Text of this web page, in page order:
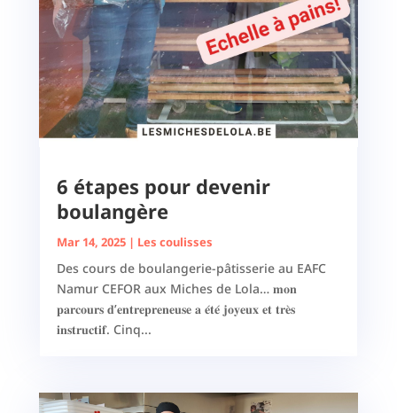
6 étapes pour devenir
boulangère
Mar 14, 2025| Les coulisses
Des cours de boulangerie-pâtisserie au EAFC
Namur CEFOR aux Miches de Lola… 𝐦𝐨𝐧
𝐩𝐚𝐫𝐜𝐨𝐮𝐫𝐬 𝐝’𝐞𝐧𝐭𝐫𝐞𝐩𝐫𝐞𝐧𝐞𝐮𝐬𝐞 𝐚 𝐞́𝐭𝐞́ 𝐣𝐨𝐲𝐞𝐮𝐱 𝐞𝐭 𝐭𝐫𝐞̀𝐬
𝐢𝐧𝐬𝐭𝐫𝐮𝐜𝐭𝐢𝐟. Cinq...